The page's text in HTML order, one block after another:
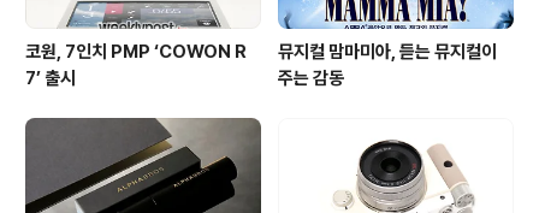
코원, 7인치 PMP ‘COWON R
7’ 출시
뮤지컬 맘마미아, 듣는 뮤지컬이
주는 감동